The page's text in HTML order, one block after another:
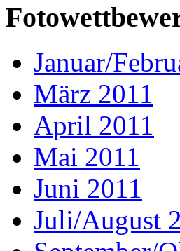
Januar/
März 2011
April 2011
Mai 2011
Juni 2011
Juli/August